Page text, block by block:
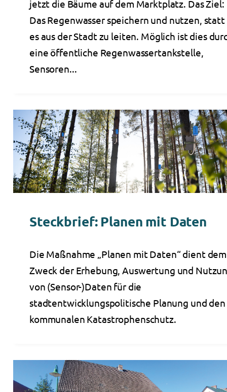
jetzt die Bäume auf dem Marktplatz. Das Ziel:
Das Regenwasser speichern und nutzen, statt
es aus der Stadt zu leiten. Möglich ist dies
eine öffentliche Regenwassertankstelle,
Sensoren...
Steckbrief: Planen mit Daten
Die Maßnahme „Planen mit Daten“ dient dem
Zweck der Erhebung, Auswertung und
von (Sensor-)Daten für die
stadtentwicklungspolitische Planung und den
kommunalen Katastrophenschutz.